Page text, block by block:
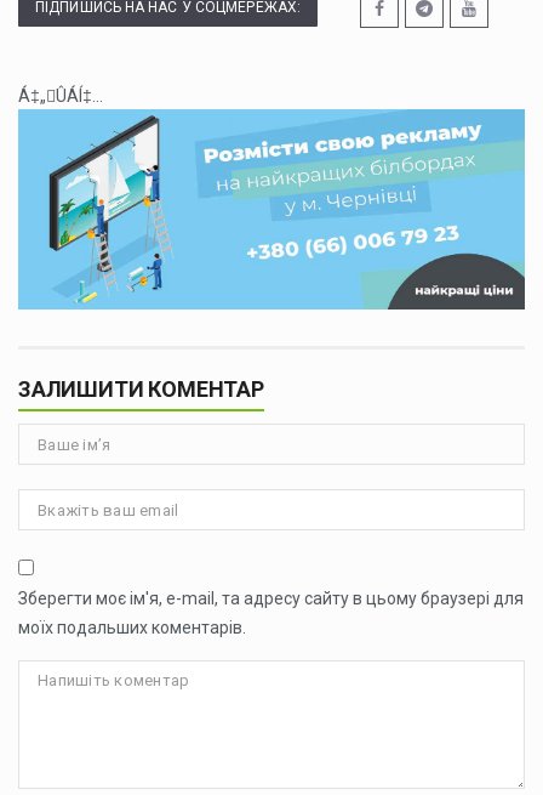
ПІДПИШИСЬ НА НАС У СОЦМЕРЕЖАХ:
Á‡„ÛÁÍ‡...
ЗАЛИШИТИ КОМЕНТАР
Зберегти моє ім'я, e-mail, та адресу сайту в цьому браузері для
моїх подальших коментарів.